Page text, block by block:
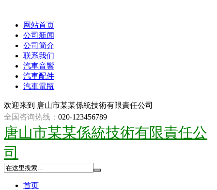
网站首页
公司新闻
公司简介
联系我们
汽車音響
汽車配件
汽車電瓶
欢迎来到 唐山市某某係統技術有限責任公司
全国咨询热线： 020-123456789
唐山市某某係統技術有限責任公
司
首页